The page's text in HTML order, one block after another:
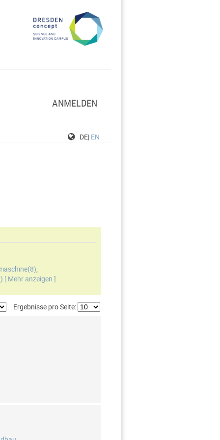
ANMELDEN
DE| EN
8),
) [ Mehr anzeigen ]
Ergebnisse pro Seite: